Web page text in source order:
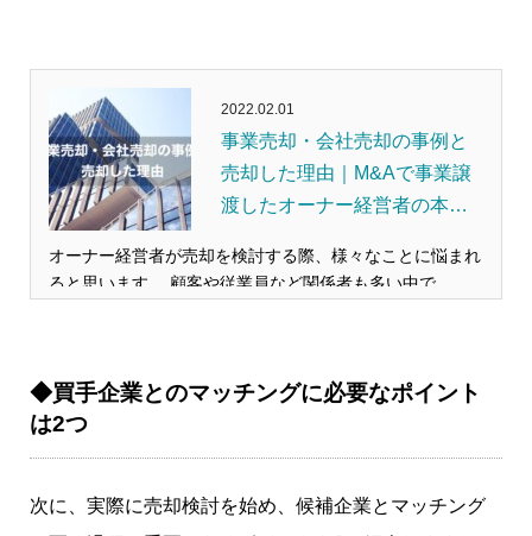
2022.02.01
事業売却・会社売却の事例と
売却した理由｜M&Aで事業譲
渡したオーナー経営者の本音
オーナー経営者が売却を検討する際、様々なことに悩まれ
ると思います。 顧客や従業員など関係者も多い中で、そ
でいるうちに、日々の業務に忙殺され、売...
◆買手企業とのマッチングに必要なポイント
は2つ
次に、実際に売却検討を始め、候補企業とマッチング